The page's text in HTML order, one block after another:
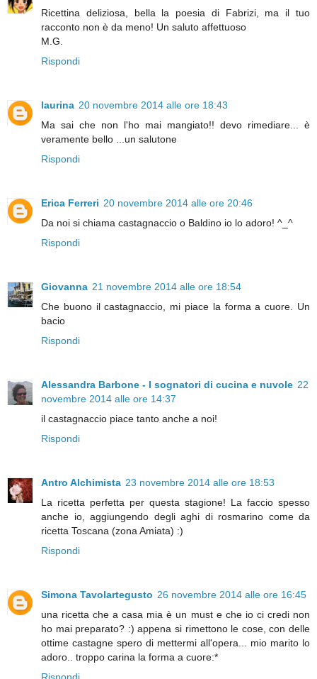
Ricettina deliziosa, bella la poesia di Fabrizi, ma il tuo
racconto non è da meno! Un saluto affettuoso
M.G.
Rispondi
laurina 20 novembre 2014 alle ore 18:43
Ma sai che non l'ho mai mangiato!! devo rimediare... è
veramente bello ...un salutone
Rispondi
Erica Ferreri 20 novembre 2014 alle ore 20:46
Da noi si chiama castagnaccio o Baldino io lo adoro! ^_^
Rispondi
Giovanna 21 novembre 2014 alle ore 18:54
Che buono il castagnaccio, mi piace la forma a cuore. Un
bacio
Rispondi
Alessandra Barbone - I sognatori di cucina e nuvole 22
novembre 2014 alle ore 14:37
il castagnaccio piace tanto anche a noi!
Rispondi
Antro Alchimista 23 novembre 2014 alle ore 18:53
La ricetta perfetta per questa stagione! La faccio spesso
anche io, aggiungendo degli aghi di rosmarino come da
ricetta Toscana (zona Amiata) :)
Rispondi
Simona Tavolartegusto 26 novembre 2014 alle ore 16:45
una ricetta che a casa mia è un must e che io ci credi non
ho mai preparato? :) appena si rimettono le cose, con delle
ottime castagne spero di mettermi all'opera... mio marito lo
adoro.. troppo carina la forma a cuore:*